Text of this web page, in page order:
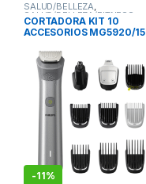
SALUD/BELLEZA,
SALUD/BELLEZA/FITNESS
CORTADORAS DE PELO
CORTADORA KIT 10
ACCESORIOS MG5920/15
-11%